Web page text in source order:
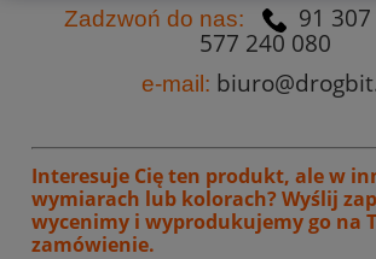
Zadzwoń do nas:
91
577 240 080
e-mail:
Interesuje Cię ten produkt, ale w
wymiarach lub kolorach? Wyślij
wycenimy i wyprodukujemy go na
zamówienie.